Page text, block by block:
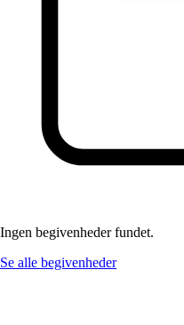
Ingen begivenheder fundet.
Se alle begivenheder